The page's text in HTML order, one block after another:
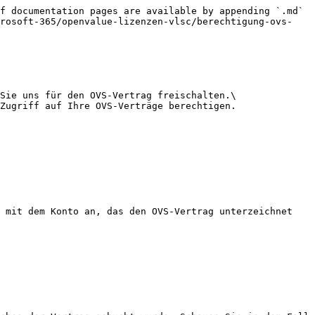
pages are available by appending `.md`
365/openvalue-lizenzen-vlsc/berechtigung-ovs-
uns für den OVS-Vertrag freischalten.\
auf Ihre OVS-Verträge berechtigen.
dem Konto an, das den OVS-Vertrag unterzeichnet